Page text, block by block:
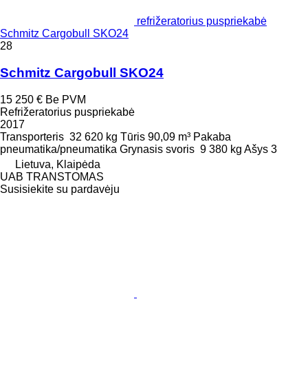
refrižeratorius puspriekabė
Schmitz Cargobull SKO24
28
Schmitz Cargobull SKO24
15 250 € Be PVM
Refrižeratorius puspriekabė
2017
Transporteris 32 620 kg Tūris 90,09 m³ Pakaba
pneumatika/pneumatika Grynasis svoris 9 380 kg Ašys 3
Lietuva, Klaipėda
UAB TRANSTOMAS
Susisiekite su pardavėju